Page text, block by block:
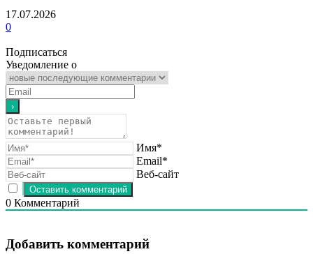
17.07.2026
0
Подписаться
Уведомление о
Имя*
Email*
Веб-сайт
0 Комментарий
Добавить комментарий